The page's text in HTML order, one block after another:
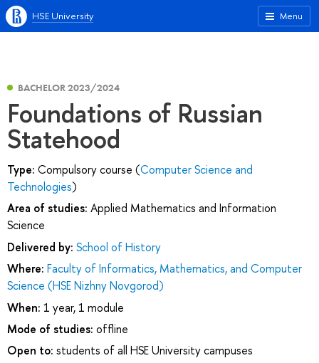
Menu
HSE University
BACHELOR 2023/2024
Foundations of Russian
Statehood
Type: Compulsory course (Computer Science and
Technologies)
Area of studies: Applied Mathematics and Information
Science
Delivered by: School of History
Where: Faculty of Informatics, Mathematics, and Computer
Science (HSE Nizhny Novgorod)
When: 1 year, 1 module
Mode of studies: offline
Open to: students of all HSE University campuses